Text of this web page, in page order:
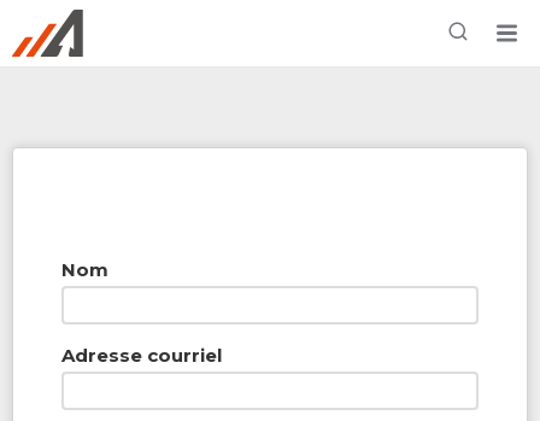
Rechercher à proximité - Entreprise / Rabais /
Services
Nom
Adresse courriel